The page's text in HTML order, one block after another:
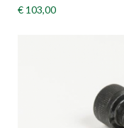
€ 103,00